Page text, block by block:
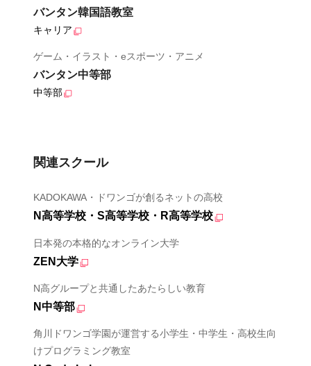
バンタン韓国語教室
キャリア
ゲーム・イラスト・eスポーツ・アニメ
バンタン中等部
中等部
関連スクール
KADOKAWA・ドワンゴが創るネットの高校
N高等学校・S高等学校・R高等学校
日本発の本格的なオンライン大学
ZEN大学
N高グループと共通したあたらしい教育
N中等部
角川ドワンゴ学園が運営する小学生・中学生・高校生向
けプログラミング教室